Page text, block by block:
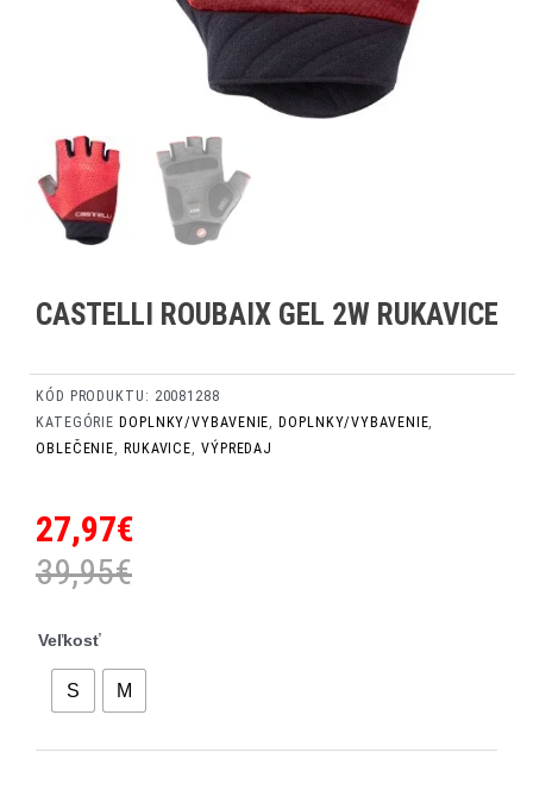
CASTELLI ROUBAIX GEL 2W RUKAVICE
KÓD PRODUKTU: 20081288
KATEGÓRIE DOPLNKY/VYBAVENIE ,DOPLNKY/VYBAVENIE
OBLEČENIE
RUKAVICE VÝPREDAJ
Veľkosť
S M
množstvo
Roubaix
Gel
27,97€
39,95€